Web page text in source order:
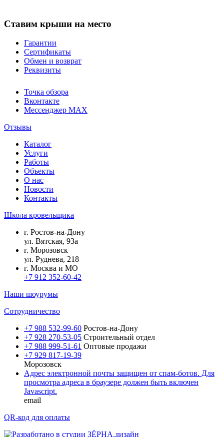
Ставим крыши на место
Гарантии
Сертификаты
Обмен и возврат
Реквизиты
Точка обзора
Вконтакте
Мессенджер MAX
Отзывы
Каталог
Услуги
Работы
Объекты
О нас
Новости
Контакты
Школа кровельщика
г. Ростов-на-Дону
ул. Вятская, 93а
г. Морозовск
ул. Руднева, 218
г. Москва и МО
+7 912 352-60-42
Наши шоурумы
Сотрудничество
+7 988 532-99-60 Ростов-на-Дону
+7 928 270-53-05 Строительный отдел
+7 988 999-51-61 Оптовые продажи
+7 929 817-19-39
Морозовск
Адрес электронной почты защищен от спам-ботов. Для
просмотра адреса в браузере должен быть включен
Javascript.
email
QR-код для оплаты